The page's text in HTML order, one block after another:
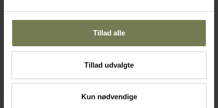
Tillad alle
Tillad udvalgte
Kun nødvendige